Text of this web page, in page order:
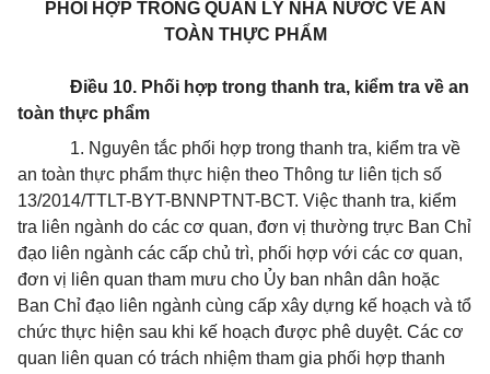
PHỐI HỢP TRONG QUẢN LÝ NHÀ NƯỚC VỀ AN
TOÀN THỰC PHẨM
Điều 10. Phối hợp trong thanh tra, kiểm tra về an
toàn thực phẩm
1. Nguyên tắc phối hợp trong thanh tra, kiểm tra về
an toàn thực phẩm thực hiện theo Thông tư liên tịch số
13/2014/TTLT-BYT-BNNPTNT-BCT. Việc thanh tra, kiểm
tra liên ngành do các cơ quan, đơn vị thường trực Ban Chỉ
đạo liên ngành các cấp chủ trì, phối hợp với các cơ quan,
đơn vị liên quan tham mưu cho Ủy ban nhân dân hoặc
Ban Chỉ đạo liên ngành cùng cấp xây dựng kế hoạch và tổ
chức thực hiện sau khi kế hoạch được phê duyệt. Các cơ
quan liên quan có trách nhiệm tham gia phối hợp thanh